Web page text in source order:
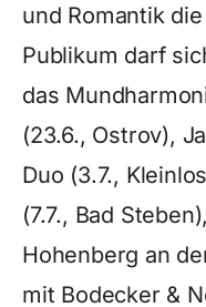
und Romantik
Publikum darf
das
(23.6., Ostrov),
Duo (3.7.,
(7.7., Bad
Hohenberg an
mit Bodecker &